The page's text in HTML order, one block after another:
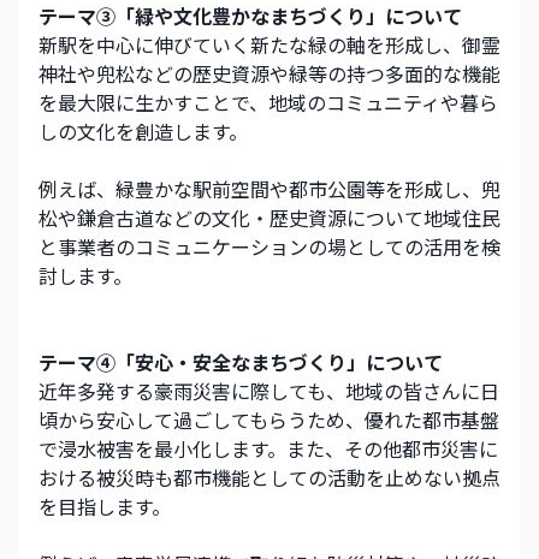
テーマ③「緑や文化豊かなまちづくり」について
新駅を中心に伸びていく新たな緑の軸を形成し、御霊
神社や兜松などの歴史資源や緑等の持つ多面的な機能
を最大限に生かすことで、地域のコミュニティや暮ら
しの文化を創造します。
例えば、緑豊かな駅前空間や都市公園等を形成し、兜
松や鎌倉古道などの文化・歴史資源について地域住民
と事業者のコミュニケーションの場としての活用を検
討します。
テーマ④「安心・安全なまちづくり」について
近年多発する豪雨災害に際しても、地域の皆さんに日
頃から安心して過ごしてもらうため、優れた都市基盤
で浸水被害を最小化します。また、その他都市災害に
おける被災時も都市機能としての活動を止めない拠点
を目指します。